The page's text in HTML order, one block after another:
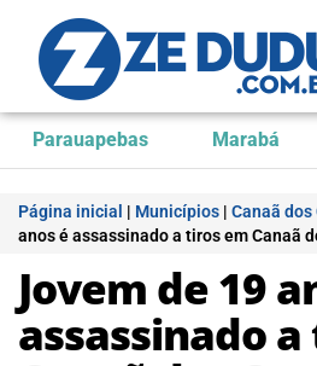
Parauapebas Marabá
Página inicial | Municípios | Canaã dos
anos é assassinado a tiros em Canaã
Jovem de 19
assassinado